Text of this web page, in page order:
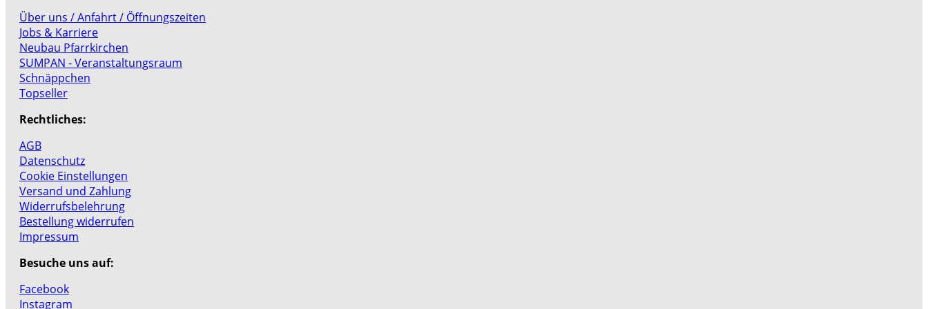
Über uns / Anfahrt / Öffnungszeiten
Jobs & Karriere
Neubau Pfarrkirchen
SUMPAN - Veranstaltungsraum
Schnäppchen
Topseller
Rechtliches:
AGB
Datenschutz
Cookie Einstellungen
Versand und Zahlung
Widerrufsbelehrung
Bestellung widerrufen
Impressum
Besuche uns auf:
Facebook
Instagram